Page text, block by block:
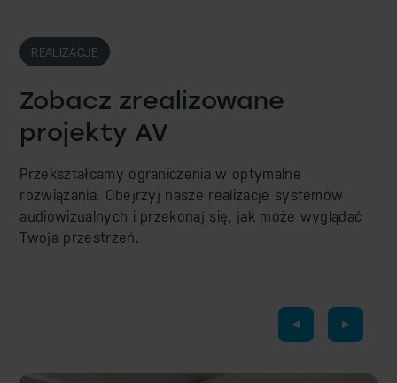
REALIZACJE
Zobacz zrealizowane
projekty AV
Przekształcamy ograniczenia w optymalne
rozwiązania. Obejrzyj nasze realizacje systemów
audiowizualnych i przekonaj się, jak może wyglądać
Twoja przestrzeń.